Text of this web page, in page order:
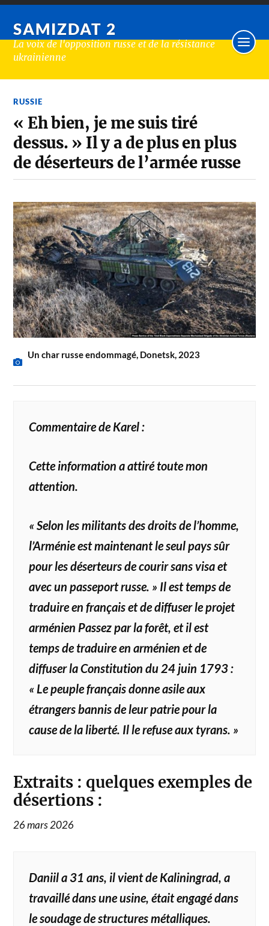
SAMIZDAT 2
La voix de l'opposition russe et de la résistance
ukrainienne
RUSSIE
« Eh bien, je me suis tiré
dessus. » Il y a de plus en plus
de déserteurs de l’armée russe
Un char russe endommagé, Donetsk, 2023
Commentaire de Karel :
Cette information a attiré toute mon
attention.
« Selon les militants des droits de l’homme,
l’Arménie est maintenant le seul pays sûr
pour les déserteurs de courir sans visa et
avec un passeport russe. » Il est temps de
traduire en français et de diffuser le projet
arménien Passez par la forêt, et il est
temps de traduire en arménien et de
diffuser la Constitution du 24 juin 1793 :
« Le peuple français donne asile aux
étrangers bannis de leur patrie pour la
cause de la liberté. Il le refuse aux tyrans. »
Extraits : quelques exemples de
désertions :
26 mars 2026
Daniil a 31 ans, il vient de Kaliningrad, a
travaillé dans une usine, était engagé dans
le soudage de structures métalliques.